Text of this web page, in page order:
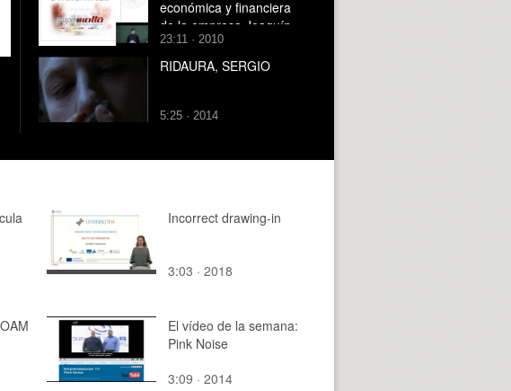
económica y financiera
de la empresa Joaquín
Moltó S.L.
23:11 · 2010
RIDAURA, SERGIO
5:25 · 2014
Incorrect drawing-in
3:03 · 2018
El vídeo de la semana:
Pink Noise
3:09 · 2014